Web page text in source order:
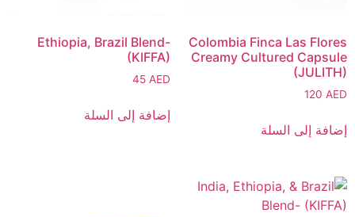
Colombia Finca Las Flores
Creamy Cultured Capsule
(JULITH)
120 AED
إضافة إلى السلة
Ethiopia, Brazil Blend-
(KIFFA)
45AED
إضافة إلى السلة